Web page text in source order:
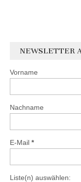
NEWSLETTER
Vorname
Nachname
E-Mail *
Liste(n) auswählen: